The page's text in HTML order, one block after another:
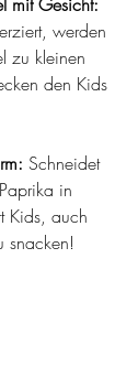
werden
zu kleinen
den Kids
Schneidet
in
Kids, auch
snacken!